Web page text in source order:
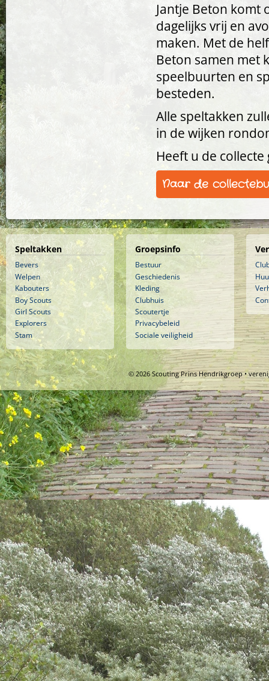
Jantje Beton komt
dagelijks vrij en
maken. Met de
Beton samen met
speelbuurten en
besteden.
Alle speltakken
in de wijken
Heeft u de
Naar de
Speltakken
Bevers
Welpen
Kabouters
Boy Scouts
Girl Scouts
Explorers
Stam
Groepsinfo
Bestuur
Geschiedenis
Kleding
Clubhuis
Scoutertje
Privacybeleid
Sociale veiligheid
© 2026 Scouting Prins Hendrikgroep •